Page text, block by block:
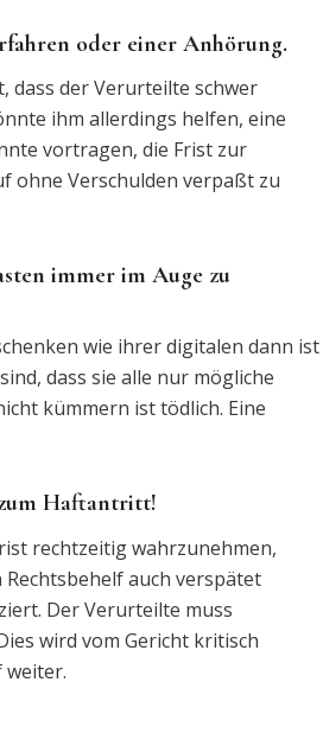
oder einer Anhörung.
dass der Verurteilte schwer
ihm allerdings helfen, eine
vortragen, die Frist zur
ohne Verschulden verpaßt zu
immer im Auge zu
wie ihrer digitalen dann ist
dass sie alle nur mögliche
kümmern ist tödlich. Eine
Haftantritt!
rechtzeitig wahrzunehmen,
auch verspätet
Der Verurteilte muss
wird vom Gericht kritisch
weiter.